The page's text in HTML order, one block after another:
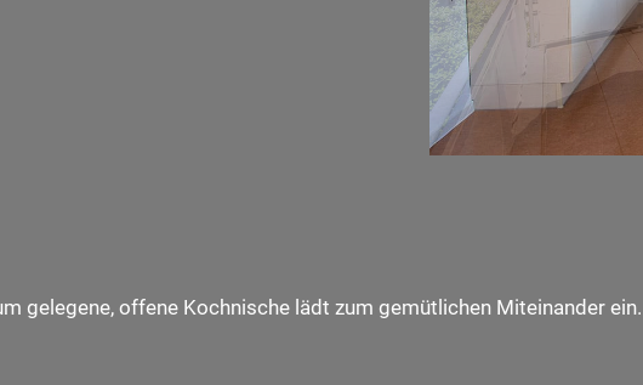
gelegene, offene Kochnische lädt zum gemütlichen Miteinander